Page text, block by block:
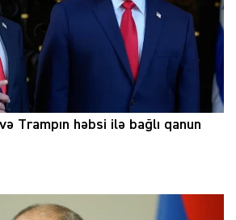
Trampın həbsi ilə bağlı qanun